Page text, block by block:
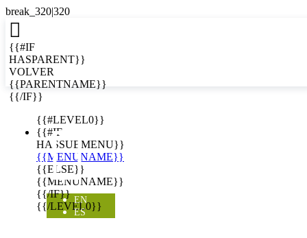

{{#IF
HASPARENT}}
VOLVER
{{PARENTNAME}}
{{/IF}}
{{#LEVEL0}}
{{#IF
HASSUBMENU}}
{{MENUNAME}}
{{ELSE}}
{{MENUNAME}}
{{/IF}}
{{/LEVEL0}}

EN
ES